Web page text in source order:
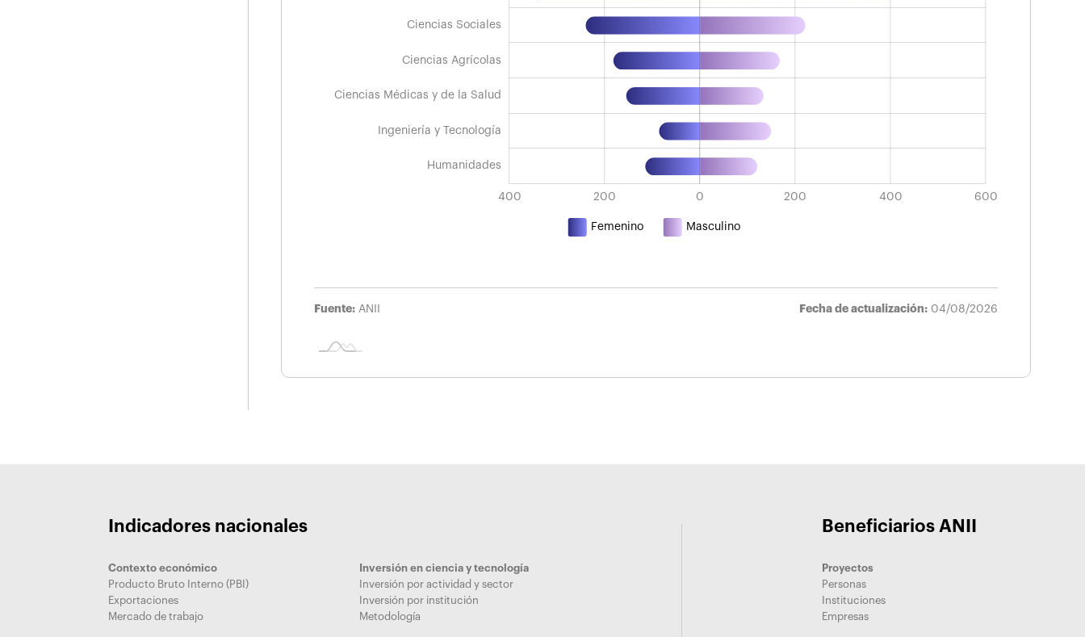
Humanidades
Ingeniería y Tecnología
Ciencias Médicas y de la Salud
Ciencias Agrícolas
Ciencias Sociales
800
600
400 200 0 200 400 600
800
Femenino Masculino
Fuente: ANII Fecha de actualización: 04/08/2026
Indicadores nacionales
Contexto económico
Producto Bruto Interno (PBI)
Exportaciones
Mercado de trabajo
Inversión en ciencia y tecnología
Inversión por actividad y sector
Inversión por institución
Metodología
Beneficiarios ANII
Proyectos
Personas
Instituciones
Empresas